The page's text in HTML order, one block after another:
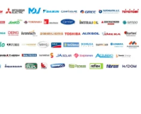
2,5